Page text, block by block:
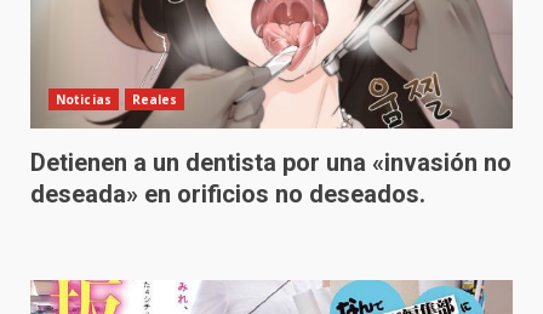
Noticias Reales
Detienen a un dentista por una «invasión no
deseada» en orificios no deseados.